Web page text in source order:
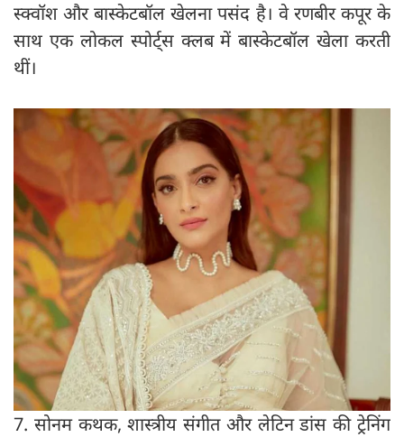
स्क्वॉश और बास्केटबॉल खेलना पसंद है। वे रणबीर कपूर के
साथ एक लोकल स्पोर्ट्स क्लब में बास्केटबॉल खेला करती
थीं।
7. सोनम कथक, शास्त्रीय संगीत और लेटिन डांस की ट्रेनिंग